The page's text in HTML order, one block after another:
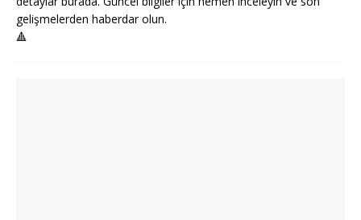
gelişmelerden haberdar olun.
🔺